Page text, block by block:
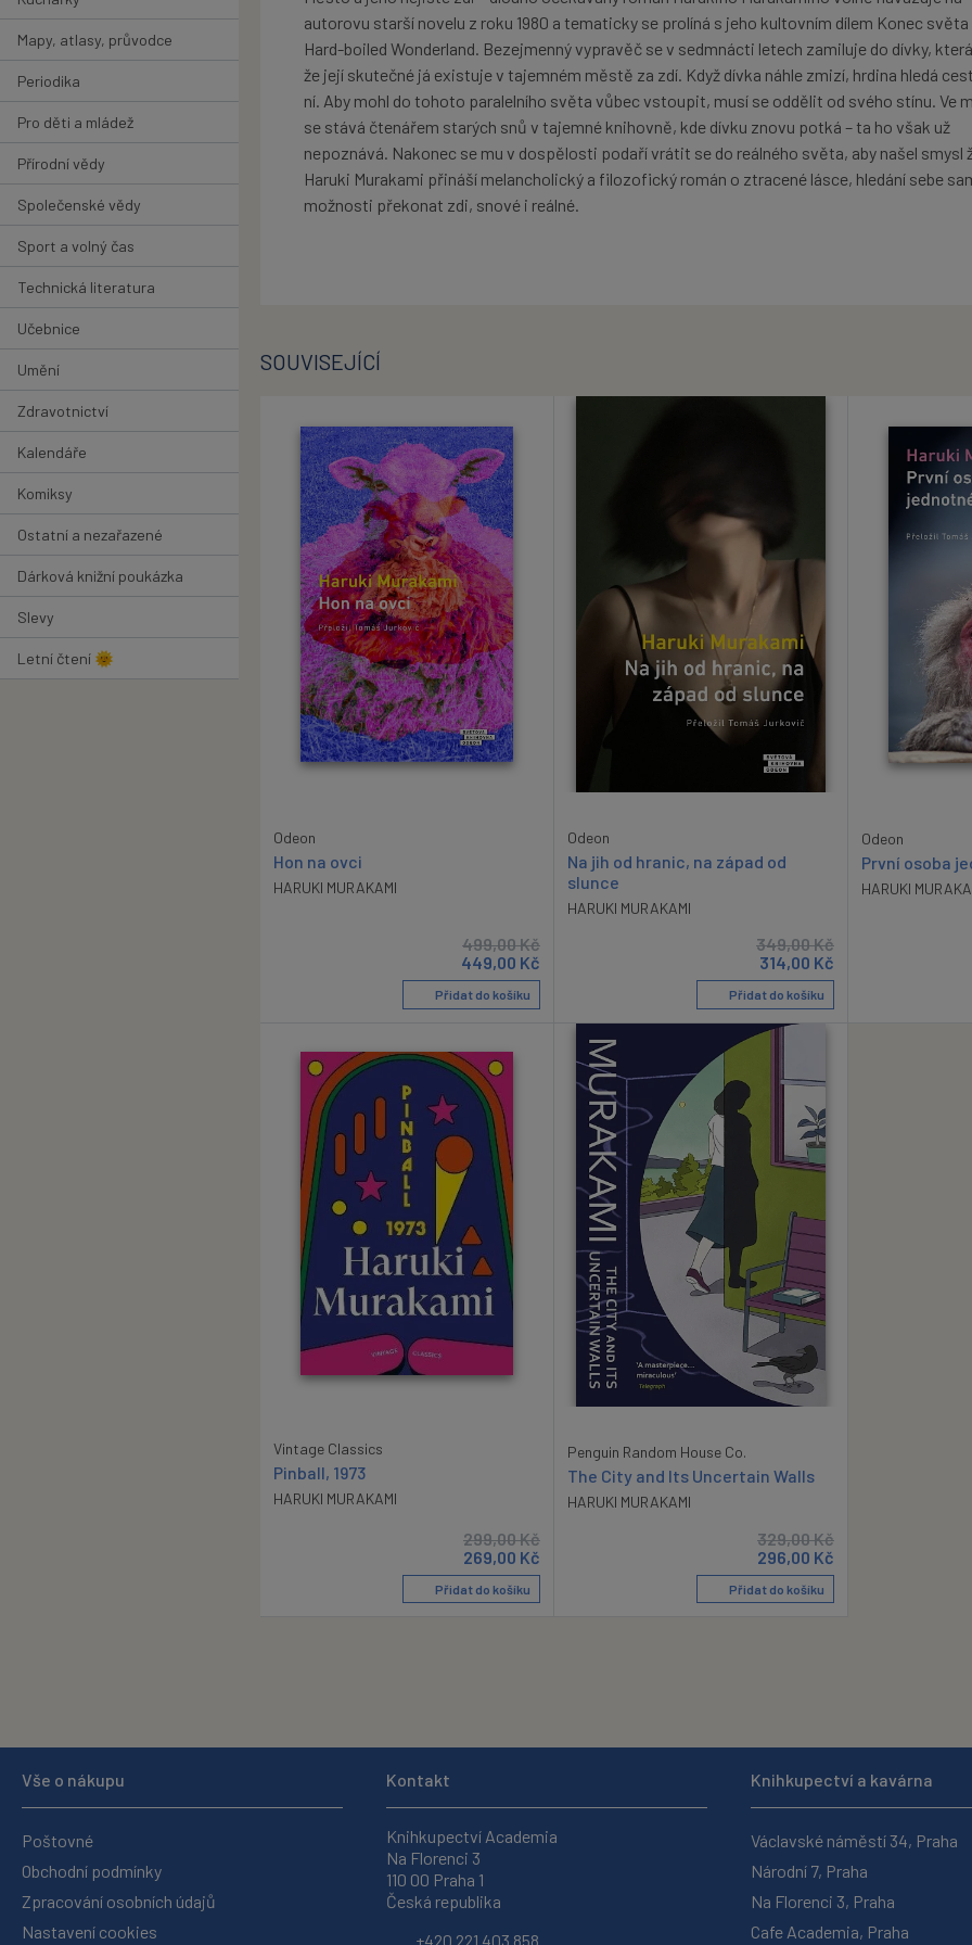
Mapy, atlasy, průvodce
Periodika
Pro děti a mládež
Přírodní vědy
Společenské vědy
Sport a volný čas
Technická literatura
Učebnice
Umění
Zdravotnictví
Kalendáře
Komiksy
Ostatní a nezařazené
Dárková knižní poukázka
Slevy
Letní čtení 🌞
autorovu starší novelu z roku 1980 a tematicky se prolíná s jeho kultovním dílem Konec světa
Hard-boiled Wonderland. Bezejmenný vypravěč se v sedmnácti letech zamiluje do dívky,
že její skutečné já existuje v tajemném městě za zdí. Když dívka náhle zmizí, hrdina hledá
ní. Aby mohl do tohoto paralelního světa vůbec vstoupit, musí se oddělit od svého stínu. Ve
se stává čtenářem starých snů v tajemné knihovně, kde dívku znovu potká – ta ho však už
nepoznává. Nakonec se mu v dospělosti podaří vrátit se do reálného světa, aby našel smysl
Haruki Murakami přináší melancholický a filozofický román o ztracené lásce, hledání sebe
možnosti překonat zdi, snové i reálné.
SOUVISEJÍCÍ
Odeon
Hon na ovci
HARUKI MURAKAMI
499,00Kč
449,00 Kč
Přidat do košíku
Odeon
Na jih od hranic, na západ od
slunce
HARUKI MURAKAMI
349,00Kč
314,00 Kč
Přidat do košíku
Odeon
První osoba
HARUKI
Vintage Classics
Pinball, 1973
HARUKI MURAKAMI
299,00Kč
269,00 Kč
Přidat do košíku
Penguin Random House Co.
The City and Its Uncertain Walls
HARUKI MURAKAMI
329,00Kč
296,00 Kč
Přidat do košíku
Vše o nákupu
Poštovné
Obchodní podmínky
Zpracování osobních údajů
Nastavení cookies
Kontakt
Knihkupectví Academia
Na Florenci 3
110 00 Praha 1
Česká republika
+420 221 403 858
Knihkupectví a kavárna
Václavské náměstí 34, Praha
Národní 7, Praha
Na Florenci 3, Praha
Cafe Academia, Praha